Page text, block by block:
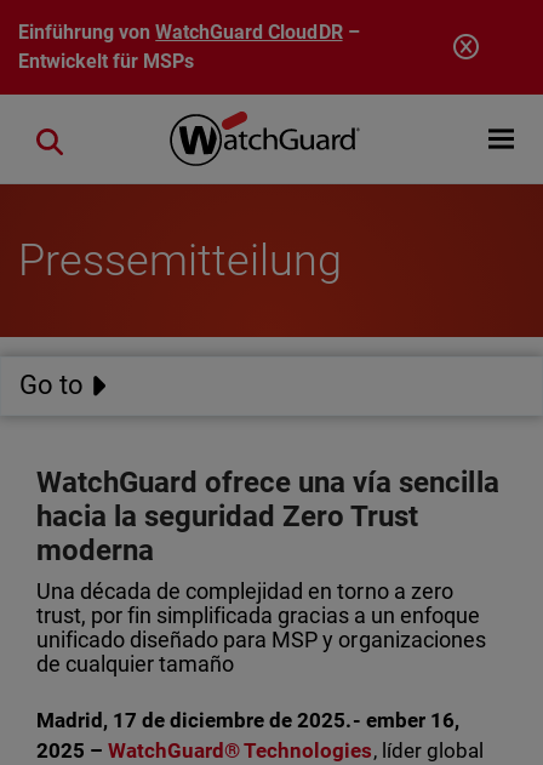
Direkt zum Inhalt
Einführung vonWatchGuard CloudDR–
Entwickelt für MSPs
Open
Close search
Pressemitteilung
Go to
WatchGuard ofrece una vía sencilla
hacia la seguridad Zero Trust
moderna
Una década de complejidad en torno a zero
trust, por fin simplificada gracias a un enfoque
unificado diseñado para MSP y organizaciones
de cualquier tamaño
Madrid, 17 de diciembre de 2025.- ember 16,
2025 –WatchGuard® Technologies, líder global